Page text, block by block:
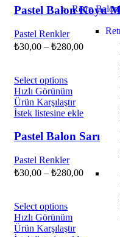
Retro
Pastel Balon Koyu
Pastel Renkler
₺30,00 – ₺280,00
Select options
Hızlı Görünüm
Ürün Karşılaştır
İstek listesine ekle
Pastel Balon Sarı
Pastel Renkler
₺30,00 – ₺280,00
Select options
Hızlı Görünüm
Ürün Karşılaştır